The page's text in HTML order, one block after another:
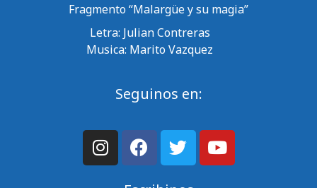
Fragmento “Malargüe y su magia”
Letra: Julian Contreras
Musica: Marito Vazquez
Seguinos en: